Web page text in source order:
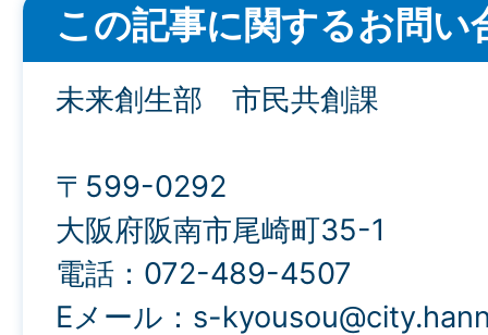
この記事に関するお問い
未来創生部 市民共創課
〒599-0292
大阪府阪南市尾崎町35-1
電話：072-489-4507
Eメール：s-